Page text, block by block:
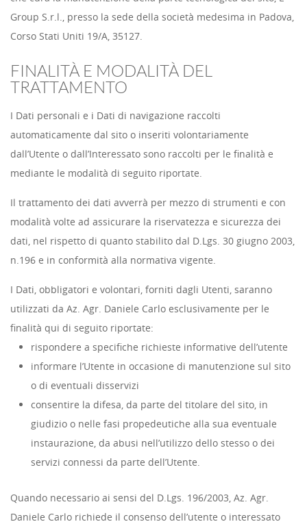
Group S.r.l., presso la sede della società medesima in Padova,
Corso Stati Uniti 19/A, 35127.
FINALITÀ E MODALITÀ DEL
TRATTAMENTO
I Dati personali e i Dati di navigazione raccolti
automaticamente dal sito o inseriti volontariamente
dall’Utente o dall’Interessato sono raccolti per le finalità e
mediante le modalità di seguito riportate.
Il trattamento dei dati avverrà per mezzo di strumenti e con
modalità volte ad assicurare la riservatezza e sicurezza dei
dati, nel rispetto di quanto stabilito dal D.Lgs. 30 giugno 2003,
n.196 e in conformità alla normativa vigente.
I Dati, obbligatori e volontari, forniti dagli Utenti, saranno
utilizzati da Az. Agr. Daniele Carlo esclusivamente per le
finalità qui di seguito riportate:
rispondere a specifiche richieste informative dell’utente
informare l’Utente in occasione di manutenzione sul sito
o di eventuali disservizi
consentire la difesa, da parte del titolare del sito, in
giudizio o nelle fasi propedeutiche alla sua eventuale
instaurazione, da abusi nell’utilizzo dello stesso o dei
servizi connessi da parte dell’Utente.
Quando necessario ai sensi del D.Lgs. 196/2003, Az. Agr.
Daniele Carlo richiede il consenso dell’utente o interessato